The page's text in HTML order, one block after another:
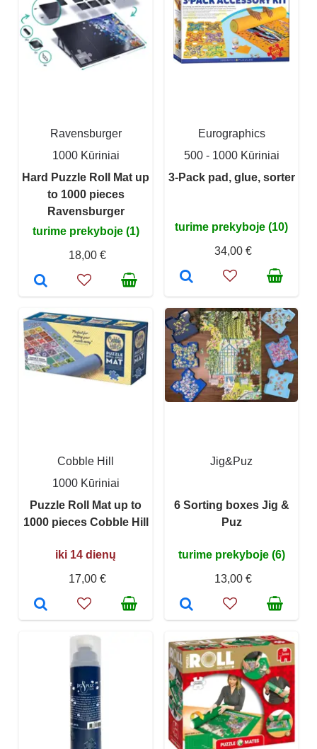
Ravensburger
1000 Kūriniai
Hard Puzzle Roll Mat up
to 1000 pieces
Ravensburger
turime prekyboje (1)
18,00 €
Eurographics
500 - 1000 Kūriniai
3-Pack pad, glue, sorter
turime prekyboje (10)
34,00 €
Cobble Hill
1000 Kūriniai
Puzzle Roll Mat up to
1000 pieces Cobble Hill
iki 14 dienų
17,00 €
Jig&Puz
6 Sorting boxes Jig &
Puz
turime prekyboje (6)
13,00 €